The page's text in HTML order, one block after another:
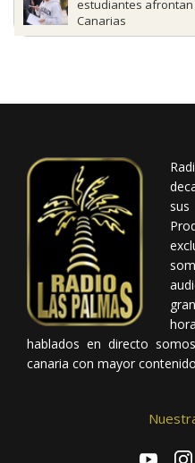
estudiantes afrontan
Canarias
hablados en directo
canaria con mayor